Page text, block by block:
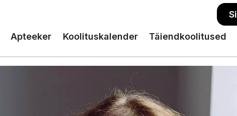
Apteeker Koolituskalender Täiendkoolitused